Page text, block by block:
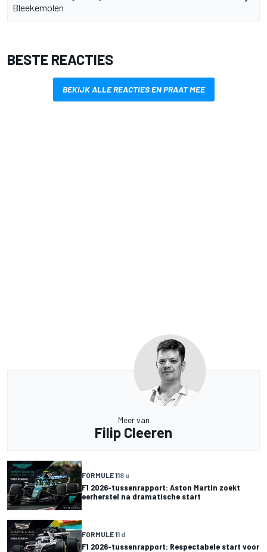
Bleekemolen
BESTE REACTIES
BEKIJK ALLE REACTIES EN PRAAT MEE
Meer van
Filip Cleeren
FORMULE 118 u
F1 2026-tussenrapport: Aston Martin zoekt
eerherstel na dramatische start
FORMULE 11 d
F1 2026-tussenrapport: Respectabele start voor